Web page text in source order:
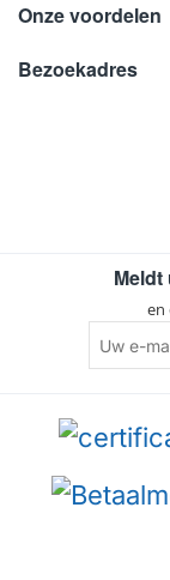
Onze voordelen
Bezoekadres
Meldt
en
e-
mailadres